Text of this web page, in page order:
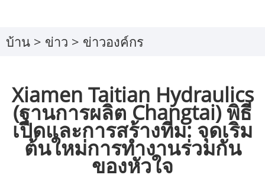
บ้าน > ข่าว > ข่าวองค์กร
Xiamen Taitian Hydraulics
(ฐานการผลิต Changtai) พิธี
เปิดและการสร้างทีม: จุดเริ่ม
ต้นใหม่การทำงานร่วมกัน
ของหัวใจ